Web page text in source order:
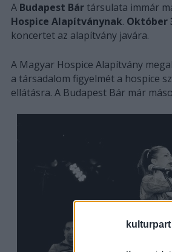
kulturpart
A Budapest Bár társulata immár
Hospice Alapítványnak. Október
koncertet az alapítvány javára.
A Magyar Hospice Alapítvány
a társadalom figyelmét a hospice
ellátásra. A Budapest Bár már